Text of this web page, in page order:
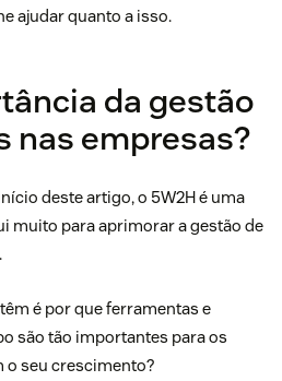
ajudar quanto a isso.
da gestão
nas empresas?
deste artigo, o 5W2H é uma
muito para aprimorar a gestão de
é por que ferramentas e
são tão importantes para os
o seu crescimento?